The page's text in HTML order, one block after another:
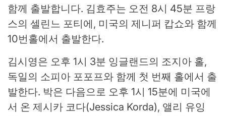
함께 출발합니다. 김효주는 오전 8시 45분 프랑
스의 셀린느 포티에, 미국의 제니퍼 캅쇼와 함께
10번홀에서 출발한다.
김시영은 오후 1시 3분 잉글랜드의 조지아 홀,
독일의 소피아 포포프와 함께 첫 번째 홀에서 출
발한다. 박은 다음으로 오후 1시 15분에 미국에
서 온 제시카 코다(Jessica Korda), 앨리 유잉